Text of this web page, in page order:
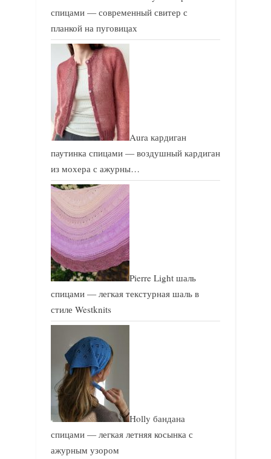
спицами — современный свитер с
планкой на пуговицах
Aura кардиган
паутинка спицами — воздушный кардиган
из мохера с ажурны…
Pierre Light шаль
спицами — легкая текстурная шаль в
стиле Westknits
Holly бандана
спицами — легкая летняя косынка с
ажурным узором